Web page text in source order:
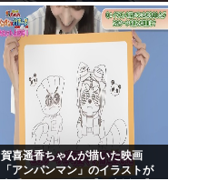
賀喜遥香ちゃんが描いた映画
「アンパンマン」のイラストが